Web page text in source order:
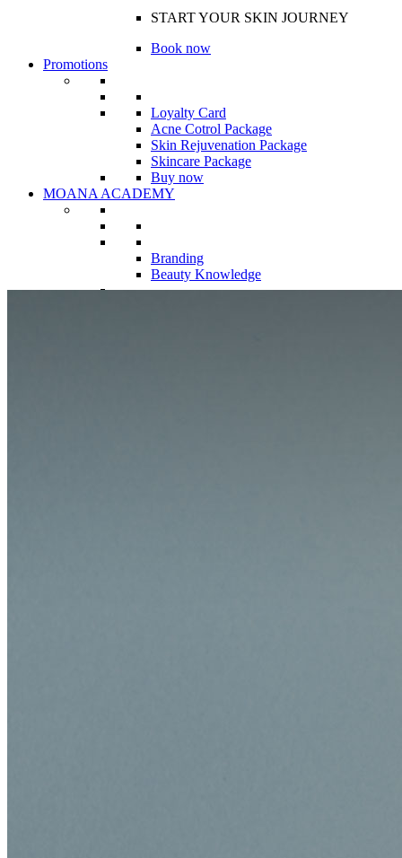
START YOUR SKIN JOURNEY
Book now
Promotions
Loyalty Card
Acne Cotrol Package
Skin Rejuvenation Package
Skincare Package
Buy now
MOANA ACADEMY
Branding
Beauty Knowledge